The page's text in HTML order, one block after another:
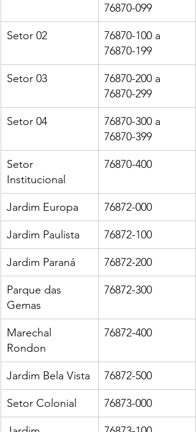
76870-099
Setor 02
76870-100 a
76870-199
Setor 03
76870-200 a
76870-299
Setor 04
76870-300 a
76870-399
Setor
Institucional
76870-400
Jardim Europa 76872-000
Jardim Paulista 76872-100
Jardim Paraná 76872-200
Parque das
Gemas
76872-300
Marechal
Rondon
76872-400
Jardim Bela Vista 76872-500
Setor Colonial 76873-000